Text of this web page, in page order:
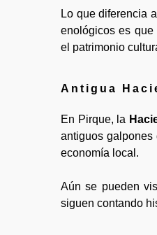
Lo que diferencia al
enológicos es
el patrimonio
Antigua
En Pirque, la
antiguos
economía local.
Aún se pueden
siguen contando